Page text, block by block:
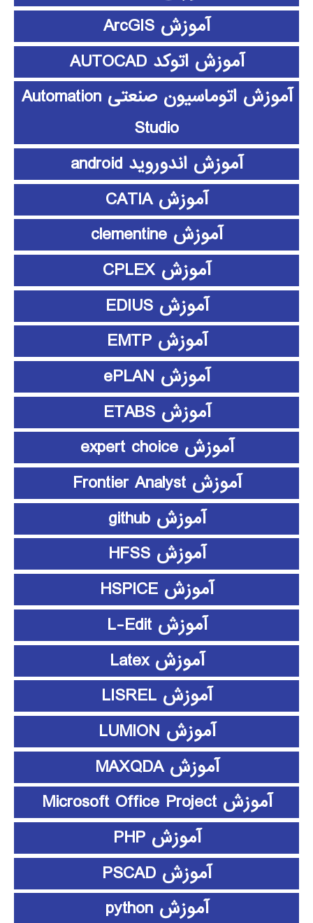
آموزش ArcGIS
آموزش اتوکد AUTOCAD
آموزش اتوماسیون صنعتی Automation
Studio
آموزش اندوروید android
آموزش CATIA
آموزش clementine
آموزش CPLEX
آموزش EDIUS
آموزش EMTP
آموزش ePLAN
آموزش ETABS
آموزش expert choice
آموزش Frontier Analyst
آموزش github
آموزش HFSS
آموزش HSPICE
آموزش L-Edit
آموزش Latex
آموزش LISREL
آموزش LUMION
آموزش MAXQDA
آموزش Microsoft Office Project
آموزش PHP
آموزش PSCAD
آموزش python